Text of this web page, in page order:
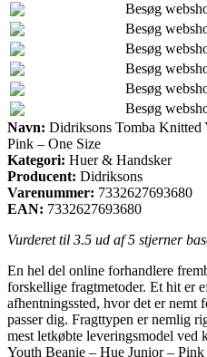
Besøg
Besøg
Besøg
Besøg
Besøg
Besøg
Navn: Didriksons Tomba Knitted
Pink – One Size
Kategori: Huer & Handsker
Producent: Didriksons
Varenummer: 7332627693680
EAN: 7332627693680
Vurderet til 3.5 ud af 5 stjerner
En hel del online forhandlere
forskellige fragtmetoder. Et hit er
afhentningssted, hvor det er nemt
passer dig. Fragttypen er nemlig
mest letkøbte leveringsmodel
Youth Beanie – Hue Junior – Pink